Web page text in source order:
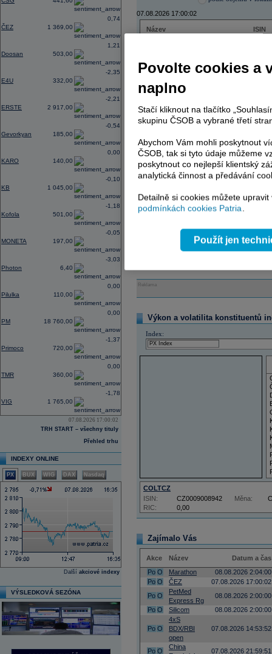
ČEZ 1 369,00
0,74
Doosan 503,00
1,21
E4U 332,00
-2,35
ERSTE 2 917,00
-2,21
Gevorkyan 185,00
-0,54
KARO 140,00
0,00
KB 1 045,00
-0,10
Kofola 501,00
-1,18
MONETA 197,00
-0,05
Photon 6,40
-3,03
Pilulka 110,00
0,00
PM 18 760,00
0,00
Primoco 720,00
-1,37
TMR 360,00
0,00
VIG 1 765,00
-1,78
07.08.2026 17:00:02
TRH START – všechny tituly
Přehled trhu
INDEXY ONLINE
PX BUX WIG DAX Nasdaq
Další akciové indexy
VÝSLEDKOVÁ SEZÓNA
07.08.2026 17:00:02
Název
ISIN
ERSTE BANK
TMR
AD index - vývoj
Region
Reklama
Výkon a volatilita konstituentů
Index:
COLTCZ
RIC: 0,00
ISIN: CZ0009008942 Měna:
Zajímalo Vás
Akce Název
Datum a čas
Po O Marathon
08.08.2026 2:04:00
Po O ČEZ
07.08.2026 17:00:02
Po O
PetMed
Express Rg
08.08.2026 2:00:00
Po O Silicom 08.08.2026 2:00:00
Po O
4xS
BDX/RBI
open
07.08.2026 14:53:52
Po O
China
07.08.2026 21:59:51
Povolte cookies a
naplno
Stačí kliknout na tlačítko
skupinu ČSOB a vybrané třetí
Abychom Vám mohli poskytnout
ČSOB, tak si tyto údaje můžeme
poskytnout co nejlepší klientský
analytická činnost a předávání
Detailně si cookies můžete
podmínkách cookies Patria.
Použít jen